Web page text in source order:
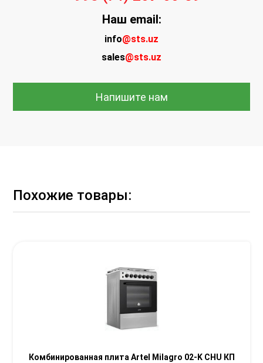
Наш email:
info@sts.uz
sales@sts.uz
Напишите нам
Похожие товары:
Комбинированная плита Artel Milagro 02-K CHU КП